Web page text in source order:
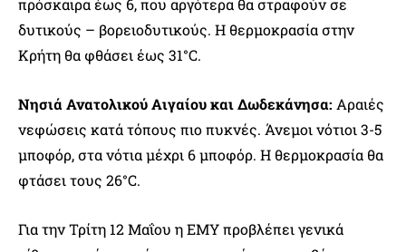
πρόσκαιρα έως 6, που αργότερα θα στραφούν σε
δυτικούς – βορειοδυτικούς. Η θερμοκρασία στην
Κρήτη θα φθάσει έως 31°C.
Νησιά Ανατολικού Αιγαίου και Δωδεκάνησα: Αραιές
νεφώσεις κατά τόπους πιο πυκνές. Άνεμοι νότιοι 3-5
μποφόρ, στα νότια μέχρι 6 μποφόρ. Η θερμοκρασία θα
φτάσει τους 26°C.
Για την Τρίτη 12 Μαΐου η ΕΜΥ προβλέπει γενικά